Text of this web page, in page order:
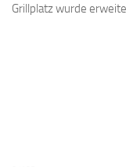
Grillplatz wurde